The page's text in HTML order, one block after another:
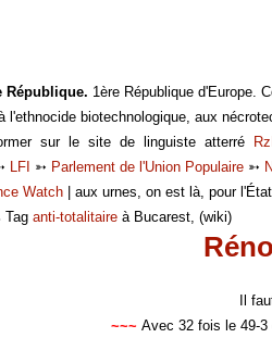
République. 1ère République d'Europe.
l'ethnocide biotechnologique, aux
sur le site de linguiste atterré
LFI ➳ Parlement de l'Union Populaire ➳
Watch | aux urnes, on est là, pour
Taganti-totalitaire à Bucarest, (wiki)
Il
~~~ Avec 32 fois le 49-3